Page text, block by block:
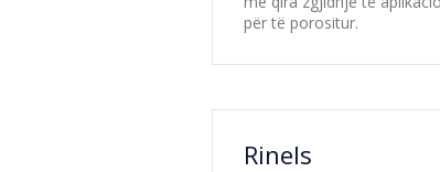
për të porositur.
Rinels